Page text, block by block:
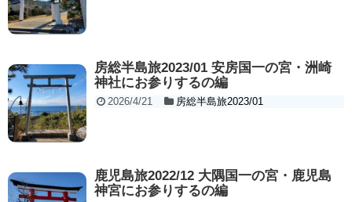
房総半島旅2023/01 安房国一の宮・洲崎
神社にお参りするの編
2026/4/21 房総半島旅2023/01
鹿児島旅2022/12 大隅国一の宮・鹿児島
神宮にお参りするの編